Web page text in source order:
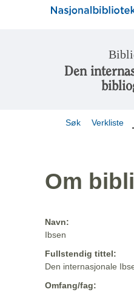
Den
Søk Verkliste
Om
Navn:
Ibsen
Fullstendig tittel:
Den internasjonale
Omfang/fag: